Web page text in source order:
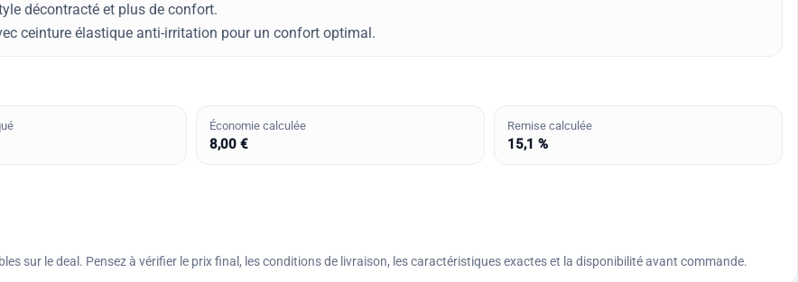
décontracté et plus de confort.
ceinture élastique anti-irritation pour un confort optimal.
Économie calculée
8,00 €
Remise calculée
15,1 %
sur le deal. Pensez à vérifier le prix final, les conditions de livraison, les caractéristiques exactes et la disponibilité avant commande.